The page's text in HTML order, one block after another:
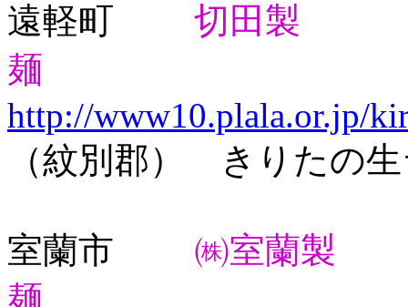
遠軽町 切田製
麺
http://www10.plala.or.jp/
（紋別郡） きりたの
室蘭市 ㈱室蘭製